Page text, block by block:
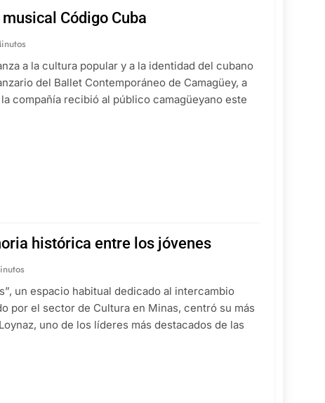
Código Cuba
a la cultura popular y a la identidad del cubano
del Ballet Contemporáneo de Camagüey, a
compañía recibió al público camagüeyano este
histórica entre los jóvenes
un espacio habitual dedicado al intercambio
por el sector de Cultura en Minas, centró su más
uno de los líderes más destacados de las